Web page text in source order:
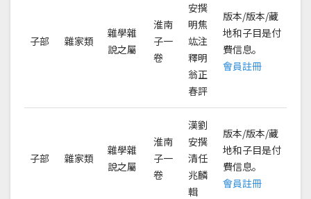
子部 雜家類
雜學雜
說之屬
淮南
子一
卷
安撰
明焦
竑注
釋明
翁正
春評
版本/版本/藏
地和子目是付
費信息。
會員註冊
子部 雜家類
雜學雜
說之屬
淮南
子一
卷
漢劉
安撰
清任
兆麟
輯
版本/版本/藏
地和子目是付
費信息。
會員註冊